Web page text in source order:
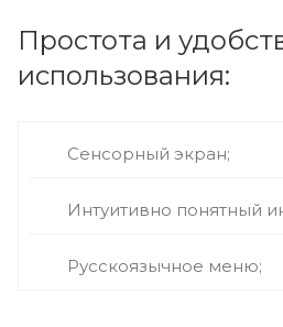
Простота и
использования:
Сенсорный экран;
Интуитивно понятный
Русскоязычное меню;